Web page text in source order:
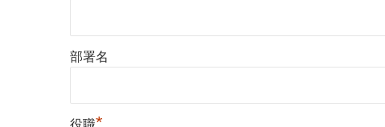
部署名
役職*